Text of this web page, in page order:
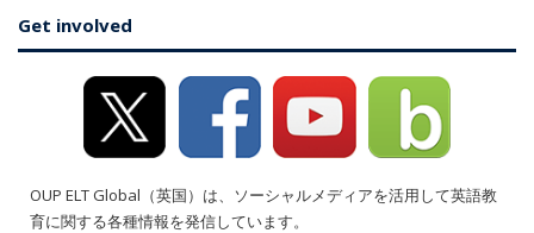
Get involved
OUP ELT Global（英国）は、ソーシャルメディアを活用して英語教
育に関する各種情報を発信しています。